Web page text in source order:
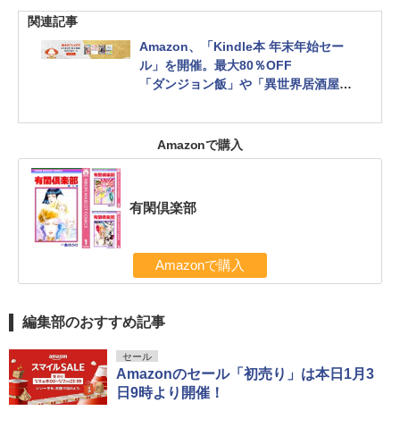
関連記事
Amazon、「Kindle本 年末年始セー
ル」を開催。最大80％OFF
「ダンジョン飯」や「異世界居酒屋
Amazonで購入
有閑倶楽部
Amazonで購入
編集部のおすすめ記事
セール
Amazonのセール「初売り」は本日1月3
日9時より開催！